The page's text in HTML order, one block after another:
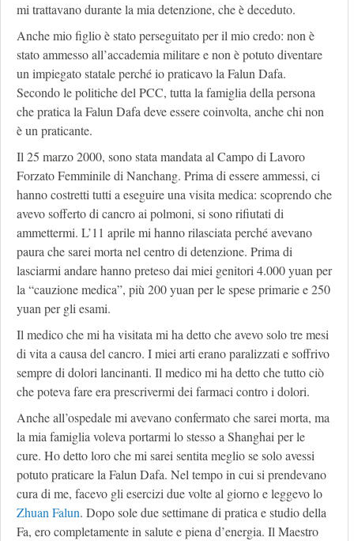
mi trattavano durante la mia detenzione, che è deceduto.
Anche mio figlio è stato perseguitato per il mio credo: non è
stato ammesso all’accademia militare e non è potuto diventare
un impiegato statale perché io praticavo la Falun Dafa.
Secondo le politiche del PCC, tutta la famiglia della persona
che pratica la Falun Dafa deve essere coinvolta, anche chi non
è un praticante.
Il 25 marzo 2000, sono stata mandata al Campo di Lavoro
Forzato Femminile di Nanchang. Prima di essere ammessi, ci
hanno costretti tutti a eseguire una visita medica: scoprendo che
avevo sofferto di cancro ai polmoni, si sono rifiutati di
ammettermi. L’11 aprile mi hanno rilasciata perché avevano
paura che sarei morta nel centro di detenzione. Prima di
lasciarmi andare hanno preteso dai miei genitori 4.000 yuan per
la “cauzione medica”, più 200 yuan per le spese primarie e 250
yuan per gli esami.
Il medico che mi ha visitata mi ha detto che avevo solo tre mesi
di vita a causa del cancro. I miei arti erano paralizzati e soffrivo
sempre di dolori lancinanti. Il medico mi ha detto che tutto ciò
che poteva fare era prescrivermi dei farmaci contro i dolori.
Anche all’ospedale mi avevano confermato che sarei morta, ma
la mia famiglia voleva portarmi lo stesso a Shanghai per le
cure. Ho detto loro che mi sarei sentita meglio se solo avessi
potuto praticare la Falun Dafa. Nel tempo in cui si prendevano
cura di me, facevo gli esercizi due volte al giorno e leggevo lo
Zhuan Falun. Dopo sole due settimane di pratica e studio della
Fa, ero completamente in salute e piena d’energia. Il Maestro